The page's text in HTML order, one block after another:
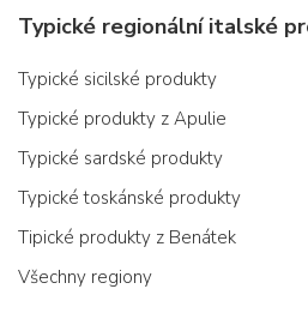
Typické regionální italské
Typické sicilské produkty
Typické produkty z Apulie
Typické sardské produkty
Typické toskánské produkty
Tipické produkty z Benátek
Všechny regiony